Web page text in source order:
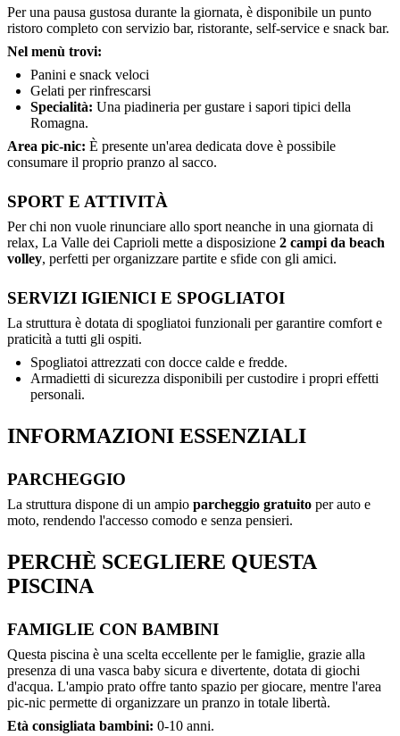
Per una pausa gustosa durante la giornata, è disponibile un punto
ristoro completo con servizio bar, ristorante, self-service e snack bar.
Nel menù trovi:
Panini e snack veloci
Gelati per rinfrescarsi
Specialità: Una piadineria per gustare i sapori tipici della
Romagna.
Area pic-nic: È presente un'area dedicata dove è possibile
consumare il proprio pranzo al sacco.
SPORT E ATTIVITÀ
Per chi non vuole rinunciare allo sport neanche in una giornata di
relax, La Valle dei Caprioli mette a disposizione 2 campi da beach
volley, perfetti per organizzare partite e sfide con gli amici.
SERVIZI IGIENICI E SPOGLIATOI
La struttura è dotata di spogliatoi funzionali per garantire comfort e
praticità a tutti gli ospiti.
Spogliatoi attrezzati con docce calde e fredde.
Armadietti di sicurezza disponibili per custodire i propri effetti
personali.
INFORMAZIONI ESSENZIALI
PARCHEGGIO
La struttura dispone di un ampio parcheggio gratuito per auto e
moto, rendendo l'accesso comodo e senza pensieri.
PERCHÈ SCEGLIERE QUESTA
PISCINA
FAMIGLIE CON BAMBINI
Questa piscina è una scelta eccellente per le famiglie, grazie alla
presenza di una vasca baby sicura e divertente, dotata di giochi
d'acqua. L'ampio prato offre tanto spazio per giocare, mentre l'area
pic-nic permette di organizzare un pranzo in totale libertà.
Età consigliata bambini: 0-10 anni.